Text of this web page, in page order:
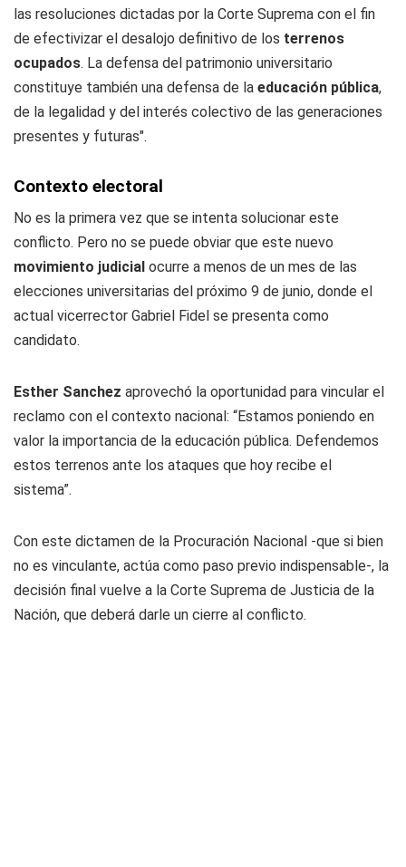
las resoluciones dictadas por la Corte Suprema con el fin
de efectivizar el desalojo definitivo de los terrenos
ocupados. La defensa del patrimonio universitario
constituye también una defensa de la educación pública,
de la legalidad y del interés colectivo de las generaciones
presentes y futuras".
Contexto electoral
No es la primera vez que se intenta solucionar este
conflicto. Pero no se puede obviar que este nuevo
movimiento judicial ocurre a menos de un mes de las
elecciones universitarias del próximo 9 de junio, donde el
actual vicerrector Gabriel Fidel se presenta como
candidato.
Esther Sanchez aprovechó la oportunidad para vincular el
reclamo con el contexto nacional: “Estamos poniendo en
valor la importancia de la educación pública. Defendemos
estos terrenos ante los ataques que hoy recibe el
sistema”.
Con este dictamen de la Procuración Nacional -que si bien
no es vinculante, actúa como paso previo indispensable-, la
decisión final vuelve a la Corte Suprema de Justicia de la
Nación, que deberá darle un cierre al conflicto.